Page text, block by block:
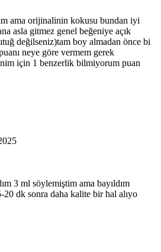
ama orijinalinin kokusu bundan iyi
asla gitmez genel beğeniye açık
değilseniz)tam boy almadan önce bi
neye göre vermem gerek
için 1 benzerlik bilmiyorum puan
3 ml söylemiştim ama bayıldım
20 dk sonra daha kalite bir hal alıyo